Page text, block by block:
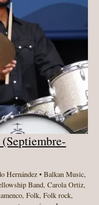
Hernández•Balkan Music,
Band,Carola Ortiz,
,Folk,Folk rock,